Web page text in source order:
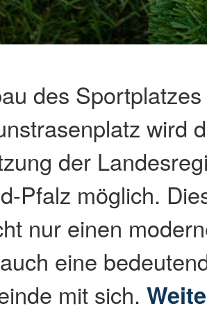
des
wird
der
Pfalz möglich.
nur einen
eine
mit sich.